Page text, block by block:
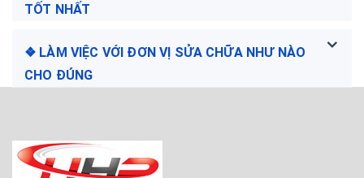
TỐT NHẤT
❖ LÀM VIỆC VỚI ĐƠN VỊ SỬA CHỮA NHƯ NÀO
CHO ĐÚNG